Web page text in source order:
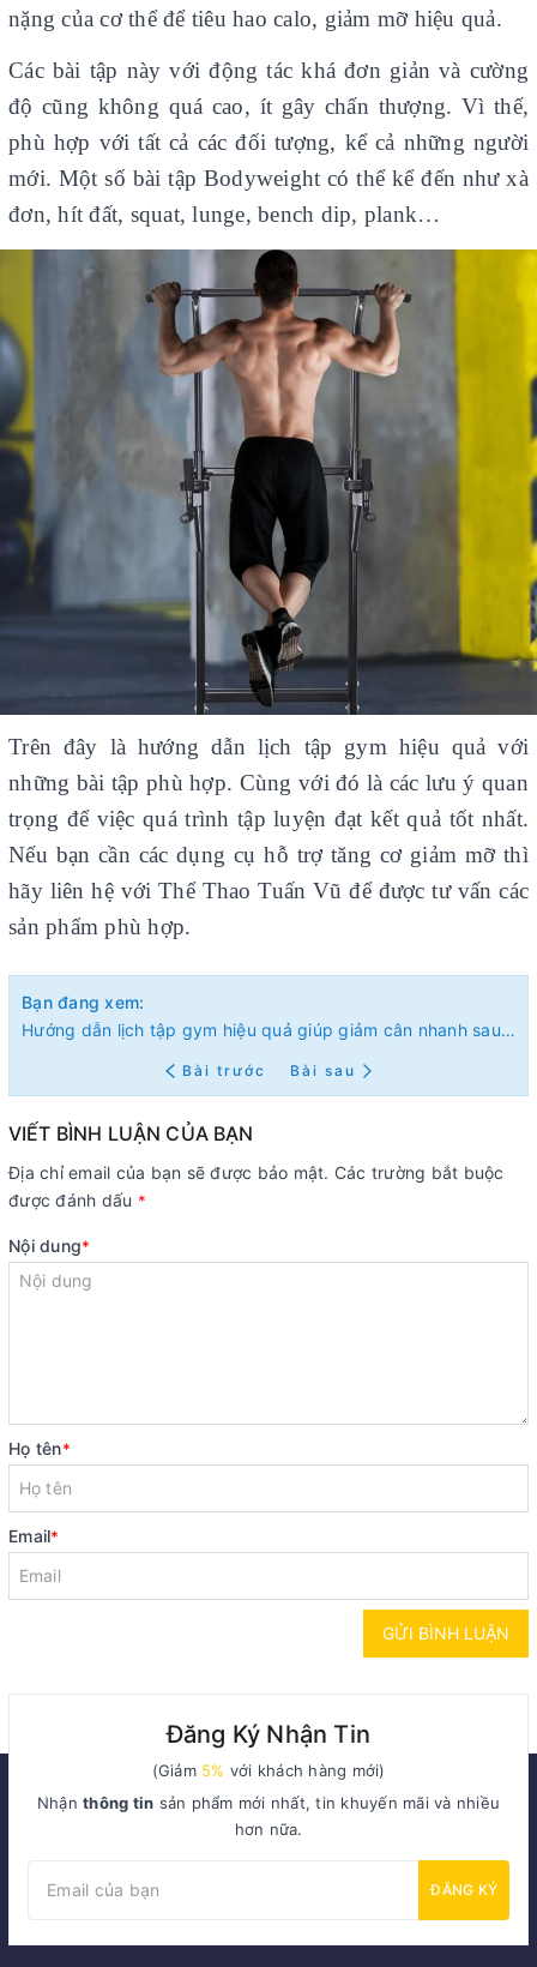
nặng của cơ thể để tiêu hao calo, giảm mỡ hiệu quả.
Các bài tập này với động tác khá đơn giản và cường
độ cũng không quá cao, ít gây chấn thượng. Vì thế,
phù hợp với tất cả các đối tượng, kể cả những người
mới. Một số bài tập Bodyweight có thể kể đến như xà
đơn, hít đất, squat, lunge, bench dip, plank…
Trên đây là hướng dẫn lịch tập gym hiệu quả với
những bài tập phù hợp. Cùng với đó là các lưu ý quan
trọng để việc quá trình tập luyện đạt kết quả tốt nhất.
Nếu bạn cần các dụng cụ hỗ trợ tăng cơ giảm mỡ thì
hãy liên hệ với Thể Thao Tuấn Vũ để được tư vấn các
sản phẩm phù hợp.
Bạn đang xem:
Hướng dẫn lịch tập gym hiệu quả giúp giảm cân nhanh sau 1 tháng
Bài trước Bài sau
VIẾT BÌNH LUẬN CỦA BẠN
Địa chỉ email của bạn sẽ được bảo mật. Các trường bắt buộc
được đánh dấu *
Nội dung*
Họ tên*
Email*
GỬI BÌNH LUẬN
Đăng Ký Nhận Tin
(Giảm 5% với khách hàng mới)
Nhậnthông tin sản phẩm mới nhất, tin khuyến mãi và nhiều
hơn nữa.
ĐĂNG KÝ